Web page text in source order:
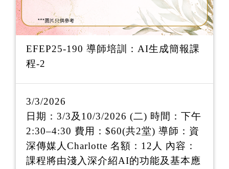
EFEP25-190 導師培訓：AI生成簡報課
程-2
3/3/2026
日期：3/3及10/3/2026 (二) 時間：下午
2:30‒4:30 費用：$60(共2堂) 導師：資
深傳媒人Charlotte 名額：12人 內容：
課程將由淺入深介紹AI的功能及基本應